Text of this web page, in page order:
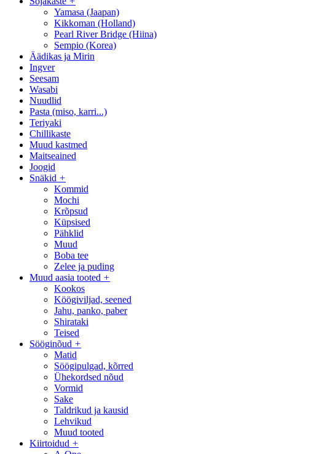
Yamasa (Jaapan)
Kikkoman (Holland)
Pearl River Bridge (Hiina)
Sempio (Korea)
Äädikas ja Mirin
Ingver
Seesam
Wasabi
Nuudlid
Pasta (miso, karri...)
Teriyaki
Сhillikaste
Muud kastmed
Maitseained
Joogid
Snäkid +
Kommid
Mochi
Krõpsud
Küpsised
Pähklid
Muud
Boba tee
Zelee ja puding
Muud aasia tooted +
Kookos
Köögiviljad, seened
Jahu, panko, paber
Shirataki
Teised
Sööginõud +
Matid
Söögipulgad, kõrred
Ühekordsed nõud
Vormid
Sake
Taldrikud ja kausid
Lehvikud
Muud tooted
Kiirtoidud +